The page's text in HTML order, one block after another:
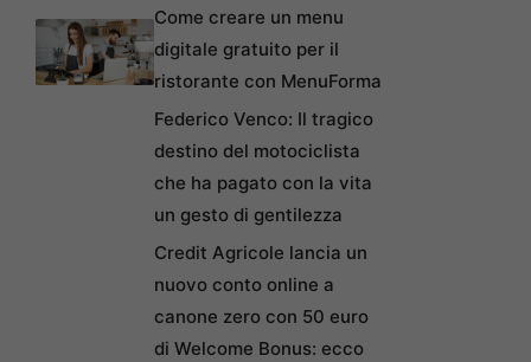
Come creare un menu
digitale gratuito per il
ristorante con MenuForma
Federico Venco: Il tragico
destino del motociclista
che ha pagato con la vita
un gesto di gentilezza
Credit Agricole lancia un
nuovo conto online a
canone zero con 50 euro
di Welcome Bonus: ecco